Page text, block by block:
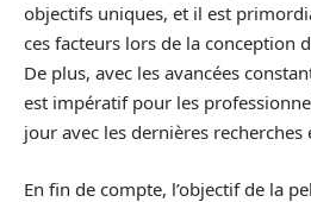
objectifs uniques, et il est
ces facteurs lors de la conception
De plus, avec les avancées
est impératif pour les
jour avec les dernières recherches
En fin de compte, l’objectif de la